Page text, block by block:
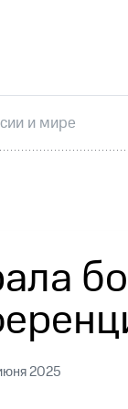
информации
и мире
2025